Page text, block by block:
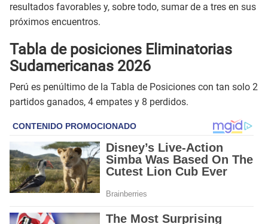
resultados favorables y, sobre todo, sumar de a tres en sus
próximos encuentros.
Tabla de posiciones Eliminatorias
Sudamericanas 2026
Perú es penúltimo de la Tabla de Posiciones con tan solo 2
partidos ganados, 4 empates y 8 perdidos.